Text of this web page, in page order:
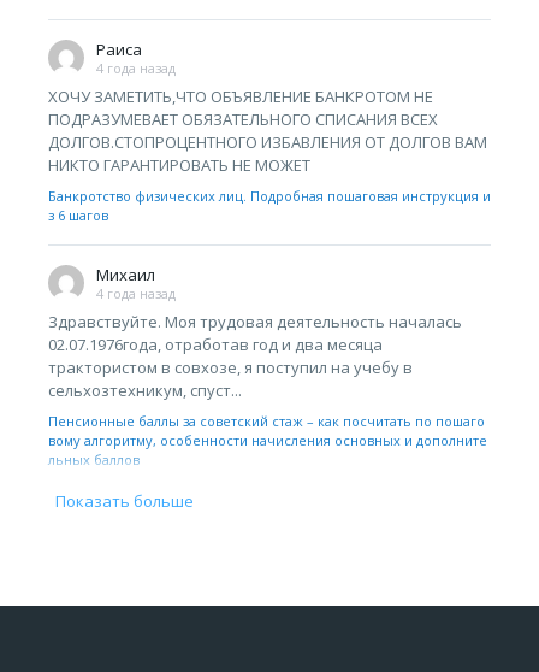
Раиса
4 года назад
ХОЧУ ЗАМЕТИТЬ,ЧТО ОБЪЯВЛЕНИЕ БАНКРОТОМ НЕ
ПОДРАЗУМЕВАЕТ ОБЯЗАТЕЛЬНОГО СПИСАНИЯ ВСЕХ
ДОЛГОВ.СТОПРОЦЕНТНОГО ИЗБАВЛЕНИЯ ОТ ДОЛГОВ ВАМ
НИКТО ГАРАНТИРОВАТЬ НЕ МОЖЕТ
Банкротство физических лиц. Подробная пошаговая инструкция и
з 6 шагов
Михаил
4 года назад
Здравствуйте. Моя трудовая деятельность началась
02.07.1976года, отработав год и два месяца
трактористом в совхозе, я поступил на учебу в
сельхозтехникум, спуст...
Пенсионные баллы за советский стаж – как посчитать по пошаго
вому алгоритму, особенности начисления основных и дополните
льных баллов
Показать больше